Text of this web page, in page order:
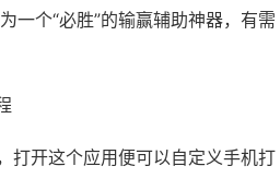
一个“必胜”的输赢辅助神器，有需
打开这个应用便可以自定义手机打